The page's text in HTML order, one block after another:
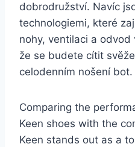
dobrodružství. Navíc⁤
​technologiemi, které
nohy,⁤ ventilaci a
že‌ se budete ​cítit
‍celodenním nošení bot.
Comparing the
Keen shoes with the
​Keen stands out‌ as ⁤a